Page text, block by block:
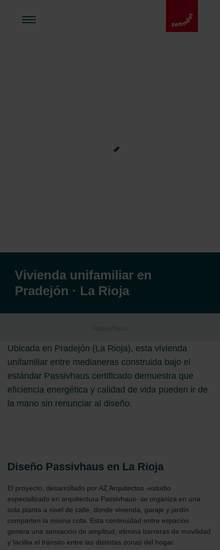
Vivienda unifamiliar en
Pradejón · La Rioja
Passivhaus
Ubicada en Pradejón (La Rioja), esta vivienda
unifamiliar entre medianeras construida bajo el
estándar Passivhaus certificado demuestra que
eficiencia energética y calidad de vida pueden ir de
la mano sin renunciar al diseño.
Diseño Passivhaus en La Rioja
El proyecto, desarrollado por AZ Arquitectos -estudio
especializado en arquitectura Passivhaus- se organiza en una
sola planta a nivel de calle, donde vivienda, garaje y jardín
comparten la misma cota. Esta continuidad entre espacios
genera una sensación de amplitud, elimina barreras de movilidad
y facilita el tránsito entre las distintas zonas del hogar.